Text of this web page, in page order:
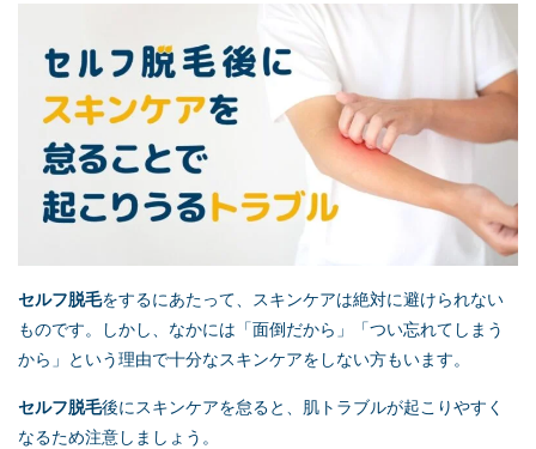
セルフ脱毛をするにあたって、スキンケアは絶対に避けられない
ものです。しかし、なかには「面倒だから」「つい忘れてしまう
から」という理由で十分なスキンケアをしない方もいます。
セルフ脱毛後にスキンケアを怠ると、肌トラブルが起こりやすく
なるため注意しましょう。